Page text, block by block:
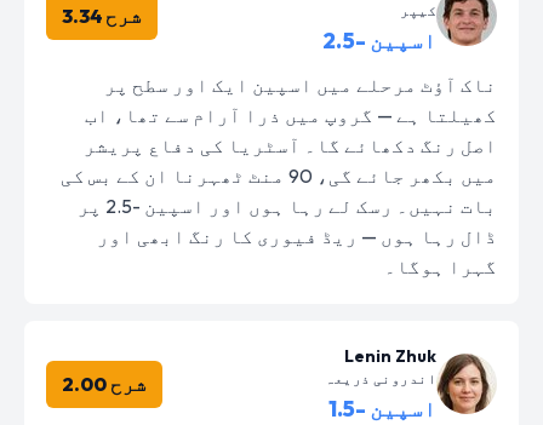
کیپر
اسپین -2.5
شرح 3.34
ناک آؤٹ مرحلے میں اسپین ایک اور سطح پر
کھیلتا ہے — گروپ میں ذرا آرام سے تھا، اب
اصل رنگ دکھائے گا۔ آسٹریا کی دفاع پریشر
میں بکھر جائے گی، 90 منٹ ٹھہرنا ان کے بس کی
بات نہیں۔ رسک لے رہا ہوں اور اسپین -2.5 پر
ڈال رہا ہوں — ریڈ فیوری کا رنگ ابھی اور
گہرا ہوگا۔
Lenin Zhuk
اندرونی ذریعہ
اسپین -1.5
شرح 2.00